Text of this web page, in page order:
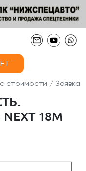
стоимости / Заявка
18М